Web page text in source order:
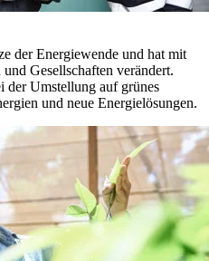
der Energiewende und hat mit
Gesellschaften verändert.
der Umstellung auf grünes
und neue Energielösungen.